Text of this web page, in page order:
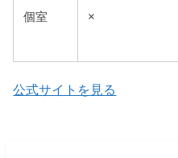
個室 ×
公式サイトを見る